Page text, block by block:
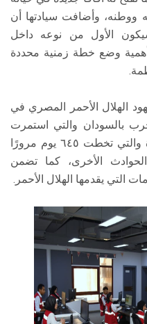
ووطنه، وأضافت سيادتها أن
الأول من نوعه داخل
وضع خطة زمنية محددة
الهلال الأحمر المصري في
بالسودان والتي استمرت
أكثرمن ٨٠٠ يوم والحرب في غزة والتي تخطت ٦٤٥ يوم مرورًا
الأخرى، كما تضمن
التي يقدمها الهلال الأحمر.